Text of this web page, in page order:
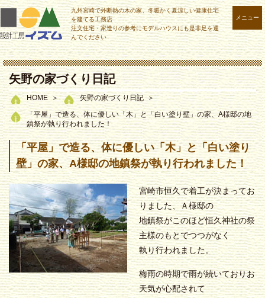
メニュー
九州宮崎で外断熱の木の家、冬暖かく夏涼しい健康住宅
を建てる工務店
注文住宅・家造りの参考にモデルハウスにも是非足を運
んでください
矢野の家づくり日記
HOME
矢野の家づくり日記
「平屋」で造る、体に優しい「木」と「白い塗り壁」の家、A様邸の地
鎮祭が執り行われました！
「平屋」で造る、体に優しい「木」と「白い塗り
壁」の家、A様邸の地鎮祭が執り行われました！
宮崎市恒久で着工が決まってお
りました、Ａ様邸の
地鎮祭がこのほど恒久神社の祭
主様のもとでつつがなく
執り行われました。
梅雨の時期で雨が続いておりお
天気が心配されて